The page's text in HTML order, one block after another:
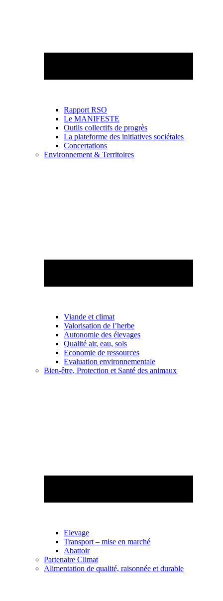
Rapport RSO
Le MANIFESTE
Outils collectifs de progrès
La plateforme des initiatives sociétales
Concertations
Environnement & Territoires
Viande et climat
Valorisation de l’herbe
Autonomie des élevages
Qualité air, eau, sols
Economie de ressources
Evaluation environnementale
Bien-être, Protection et Santé des animaux
Elevage
Transport – mise en marché
Abattoir
Partenaire Climat
Alimentation de qualité, raisonnée et durable